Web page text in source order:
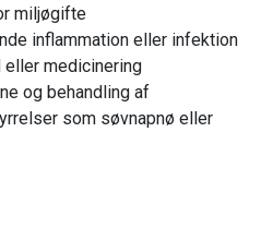
miljøgifte
inflammation eller infektion
medicinering
og behandling af
som søvnapnø eller